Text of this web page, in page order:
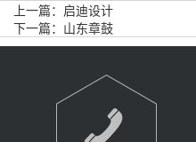
上一篇： 启迪设计
下一篇： 山东章鼓